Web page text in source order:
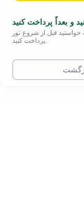
خواستید قبل از شروع تور